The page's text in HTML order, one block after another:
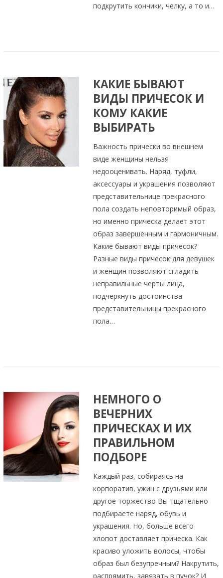
подкрутить кончики, челку, а то и…
КАКИЕ БЫВАЮТ
ВИДЫ ПРИЧЕСОК И
КОМУ КАКИЕ
ВЫБИРАТЬ
Важность прически во внешнем
виде женщины нельзя
недооценивать. Наряд, туфли,
аксессуары и украшения позволяют
представительнице прекрасного
пола создать неповторимый образ,
но именно прическа делает этот
образ завершенным и гармоничным.
Какие бывают виды причесок?
Разные виды причесок для девушек
и женщин позволяют сгладить
неправильные черты лица,
подчеркнуть достоинства
представительницы прекрасного
пола…
НЕМНОГО О
ВЕЧЕРНИХ
ПРИЧЕСКАХ И ИХ
ПРАВИЛЬНОМ
ПОДБОРЕ
Каждый раз, собираясь на
корпоратив, ужин с друзьями или
другое торжество Вы тщательно
подбираете наряд, обувь и
украшения. Но, больше всего
хлопот доставляет прическа. Как
красиво уложить волосы, чтобы
образ был безупречным? Накрутить,
распрямить, завязать в пучок? И